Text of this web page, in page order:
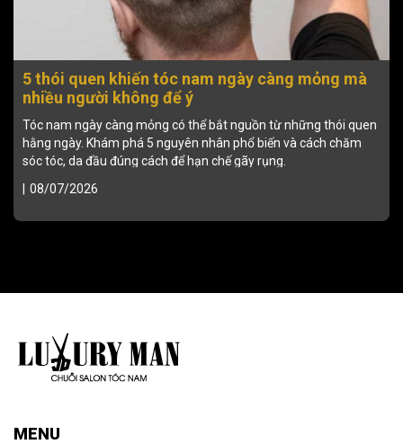
5 thói quen khiến tóc nam ngày càng mỏng mà
nhiều người không để ý
Tóc nam ngày càng mỏng có thể bắt nguồn từ những thói quen
hằng ngày. Khám phá 5 nguyên nhân phổ biến và cách chăm
sóc tóc, da đầu đúng cách để hạn chế gãy rụng.
| 08/07/2026
MENU